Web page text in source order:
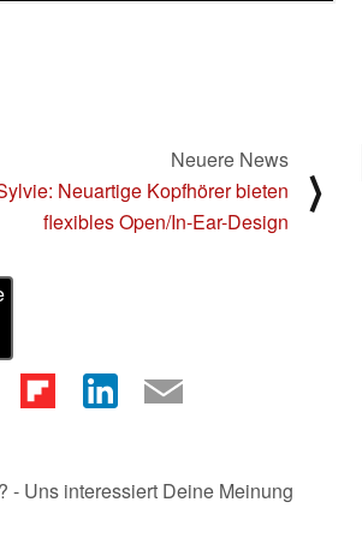
Neuere News
Neuartige Kopfhörer bieten
flexibles Open/In-Ear-Design
⟩
- Uns interessiert Deine Meinung